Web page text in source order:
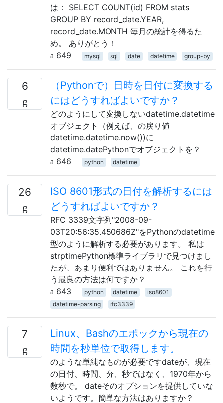
は： SELECT COUNT(id) FROM stats
GROUP BY record_date.YEAR,
record_date.MONTH 毎月の統計を得るた
め。 ありがとう！
649
mysql sql date datetime group-by
6
（Pythonで）日時を日付に変換する
にはどうすればよいですか？
どのようにして変換しないdatetime.datetime
オブジェクト（例えば、の戻り値
datetime.datetime.now())に
datetime.datePythonでオブジェクトを？
646
python datetime
26
ISO 8601形式の日付を解析するには
どうすればよいですか？
RFC 3339文字列"2008-09-
03T20:56:35.450686Z"をPythonのdatetime
型のように解析する必要があります。 私は
strptimePython標準ライブラリで見つけまし
たが、あまり便利ではありません。 これを行
う最良の方法は何ですか？
643
python datetime
iso8601
datetime-parsing
rfc3339
7
Linux、Bashのエポックから現在の
時間を秒単位で取得します。
のような単純なものが必要ですdateが、現在
の日付、時間、分、秒ではなく、1970年から
数秒で。 dateそのオプションを提供していな
いようです。簡単な方法はありますか？